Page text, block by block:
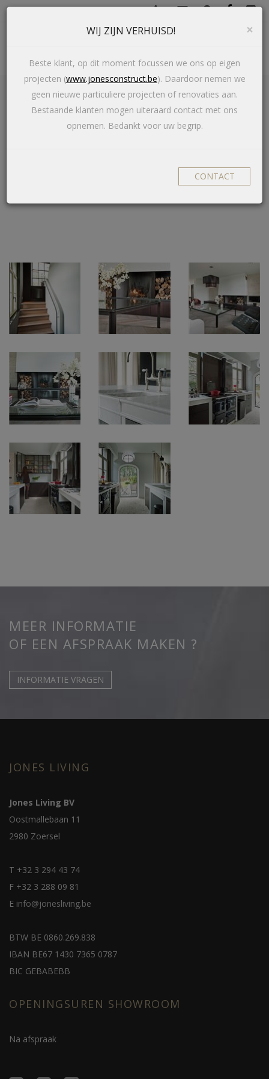
realisaties
VORIG VOLGEND
KONTICH TOTAALRENOVATIE
MEER INFORMATIE
OF EEN AFSPRAAK MAKEN ?
INFORMATIE VRAGEN
JONES LIVING
Jones Living BV
Oostmallebaan 11
2980 Zoersel
T +32 3 294 43 74
F +32 3 288 09 81
E info@jonesliving.be
BTW BE 0860.269.838
IBAN BE67 1430 7365 0787
BIC GEBABEBB
OPENINGSUREN SHOWROOM
Na afspraak
×
WIJ ZIJN VERHUISD!
Beste klant, op dit moment focussen we ons op eigen
projecten (www.jonesconstruct.be). Daardoor nemen we
geen nieuwe particuliere projecten of renovaties aan.
Bestaande klanten mogen uiteraard contact met ons
opnemen. Bedankt voor uw begrip.
CONTACT